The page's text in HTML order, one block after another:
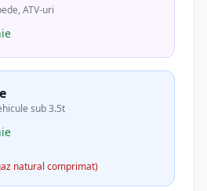
ATV-uri
sub 3.5t
natural comprimat)